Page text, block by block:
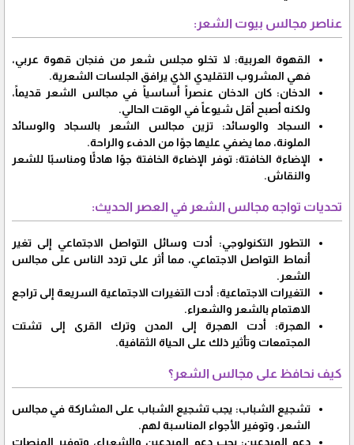
عناصر مجالس بيوت الشعر:
القهوة العربية: لا تخلو مجلس شعر من فنجان قهوة عربي،
فهي المشروب التقليدي الذي يرافق الجلسات الشعرية.
الدخان: كان الدخان عنصراً أساسياً في مجالس الشعر قديماً،
ولكنه أصبح أقل شيوعاً في الوقت الحالي.
السجاد والوسائد: تزين مجالس الشعر بالسجاد والوسائد
الملونة، مما يضفي عليها جوًا من الدفء والراحة.
الإضاءة الخافتة: توفر الإضاءة الخافتة جوًا هادئًا ومناسبًا للشعر
والنقاش.
تحديات تواجه مجالس الشعر في العصر الحديث:
التطور التكنولوجي: أدت وسائل التواصل الاجتماعي إلى تغير
أنماط التواصل الاجتماعي، مما أثر على تردد الناس على مجالس
الشعر.
التغيرات الاجتماعية: أدت التغيرات الاجتماعية السريعة إلى تراجع
الاهتمام بالشعر والشعراء.
الهجرة: أدت الهجرة إلى المدن وترك القرى إلى تشتت
المجتمعات وتأثير ذلك على الحياة الثقافية.
كيف نحافظ على مجالس الشعر؟
تشجيع الشباب: يجب تشجيع الشباب على المشاركة في مجالس
الشعر، وتوفير الأجواء المناسبة لهم.
دعم المبدعين: يجب دعم المبدعين والشعراء، وتوفير المنصات